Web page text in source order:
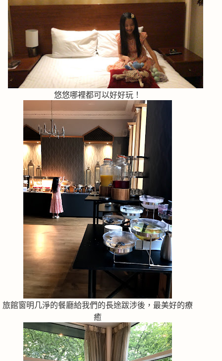
悠悠哪裡都可以好好玩！
旅館窗明几淨的餐廳給我們的長途跋涉後，最美好的療
癒